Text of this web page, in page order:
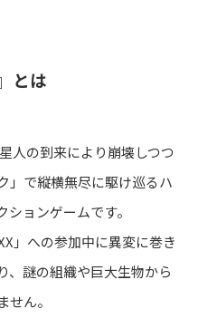
とは
人の到来により崩壊しつつ
」で縦横無尽に駆け巡るハ
ョンゲームです。
」への参加中に異変に巻き
、謎の組織や巨大生物から
ん。